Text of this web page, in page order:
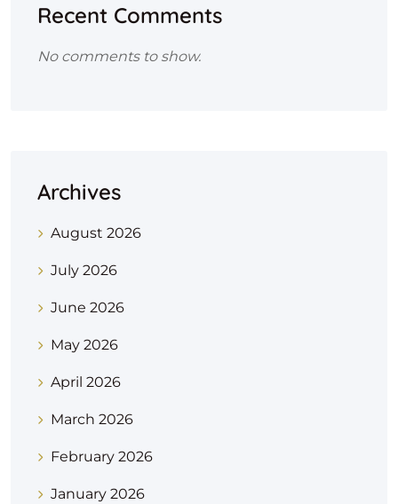
Recent Comments
No comments to show.
Archives
August 2026
July 2026
June 2026
May 2026
April 2026
March 2026
February 2026
January 2026